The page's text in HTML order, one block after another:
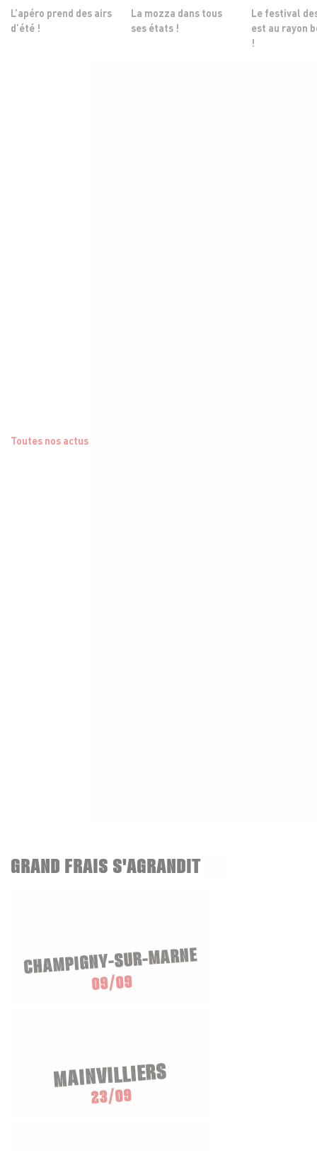
L’apéro prend des airs
d’été !
La mozza dans tous
ses états !
Le festival
est au rayon
!
Toutes nos actus
GRAND FRAIS S'AGRANDIT
CHAMPIGNY-SUR-MARNE
09/09
MAINVILLIERS
23/09